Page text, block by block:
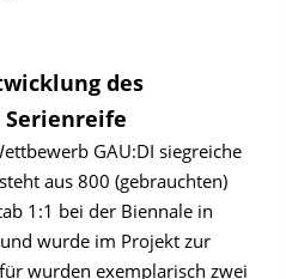
des
GAU:DI siegreiche
aus 800 (gebrauchten)
1:1 bei der Biennale in
wurde im Projekt zur
wurden exemplarisch zwei